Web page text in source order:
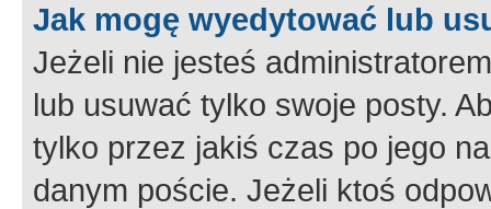
Jak mogę wyedytować lub
Jeżeli nie jesteś
lub usuwać tylko swoje posty.
tylko przez jakiś czas po jego
danym poście. Jeżeli ktoś